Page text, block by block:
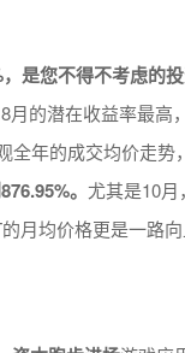
是您不得不考虑的
的潜在收益率最高
全年的成交均价走
。 尤其是10
月均价格更是一路向